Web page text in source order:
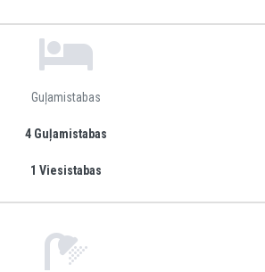
Guļamistabas
4 Guļamistabas
1 Viesistabas